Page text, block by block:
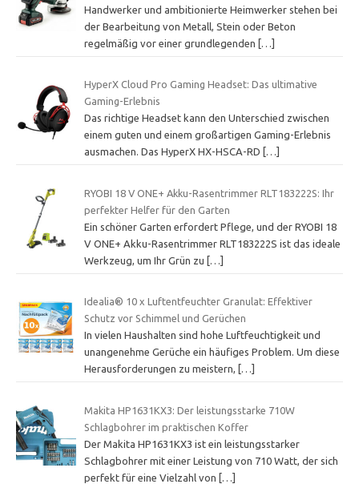
Handwerker und ambitionierte Heimwerker stehen bei
der Bearbeitung von Metall, Stein oder Beton
regelmäßig vor einer grundlegenden
[…]
HyperX Cloud Pro Gaming Headset: Das ultimative
Gaming-Erlebnis
Das richtige Headset kann den Unterschied zwischen
einem guten und einem großartigen Gaming-Erlebnis
ausmachen. Das HyperX HX-HSCA-RD
[…]
RYOBI 18 V ONE+ Akku-Rasentrimmer RLT183222S: Ihr
perfekter Helfer für den Garten
Ein schöner Garten erfordert Pflege, und der RYOBI 18
V ONE+ Akku-Rasentrimmer RLT183222S ist das ideale
Werkzeug, um Ihr Grün zu
[…]
Idealia® 10 x Luftentfeuchter Granulat: Effektiver
Schutz vor Schimmel und Gerüchen
In vielen Haushalten sind hohe Luftfeuchtigkeit und
unangenehme Gerüche ein häufiges Problem. Um diese
Herausforderungen zu meistern,
[…]
Makita HP1631KX3: Der leistungsstarke 710W
Schlagbohrer im praktischen Koffer
Der Makita HP1631KX3 ist ein leistungsstarker
Schlagbohrer mit einer Leistung von 710 Watt, der sich
perfekt für eine Vielzahl von
[…]